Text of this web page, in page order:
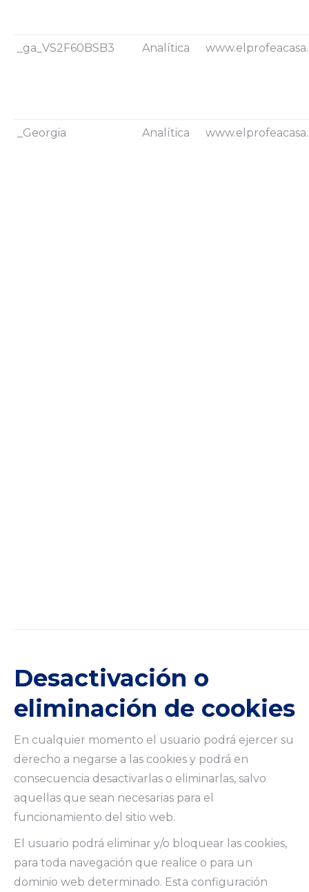
_ga_VS2F60BSB3 Analítica
_Georgia Analítica
Desactivación o
eliminación de cookies
En cualquier momento el usuario podrá ejercer su
derecho a negarse a las cookies y podrá en
consecuencia desactivarlas o eliminarlas, salvo
aquellas que sean necesarias para el
funcionamiento del sitio web.
El usuario podrá eliminar y/o bloquear las cookies,
para toda navegación que realice o para un
dominio web determinado. Esta configuración